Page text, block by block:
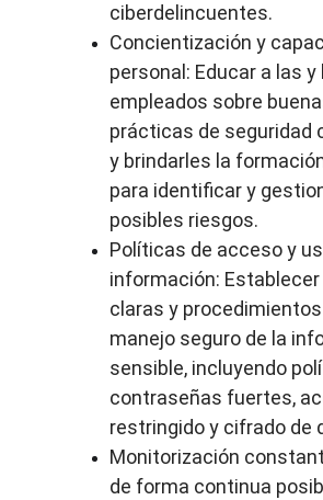
ciberdelincuentes.
Concientización y
personal: Educar a las y
empleados sobre
prácticas de seguridad
y brindarles la
para identificar y
posibles riesgos.
Políticas de acceso y
información:
claras y procedimientos
manejo seguro de la
sensible, incluyendo
contraseñas fuertes,
restringido y cifrado de
Monitorización
de forma continua